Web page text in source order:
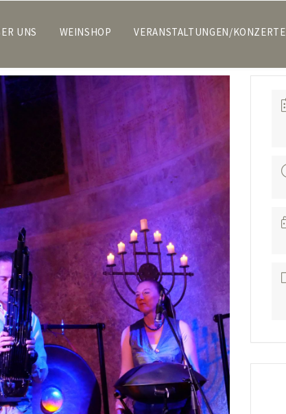
UNS WEINSHOP VERANSTALTUNGEN/KONZERTE